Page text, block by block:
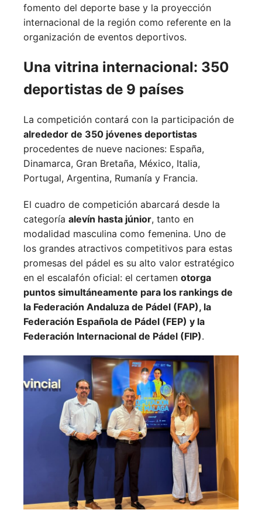
fomento del deporte base y la proyección
internacional de la región como referente en la
organización de eventos deportivos.
Una vitrina internacional: 350
deportistas de 9 países
La competición contará con la participación de
alrededor de 350 jóvenes deportistas
procedentes de nueve naciones: España,
Dinamarca, Gran Bretaña, México, Italia,
Portugal, Argentina, Rumanía y Francia.
El cuadro de competición abarcará desde la
categoría alevín hasta júnior, tanto en
modalidad masculina como femenina. Uno de
los grandes atractivos competitivos para estas
promesas del pádel es su alto valor estratégico
en el escalafón oficial: el certamen otorga
puntos simultáneamente para los rankings de
la Federación Andaluza de Pádel (FAP), la
Federación Española de Pádel (FEP) y la
Federación Internacional de Pádel (FIP).